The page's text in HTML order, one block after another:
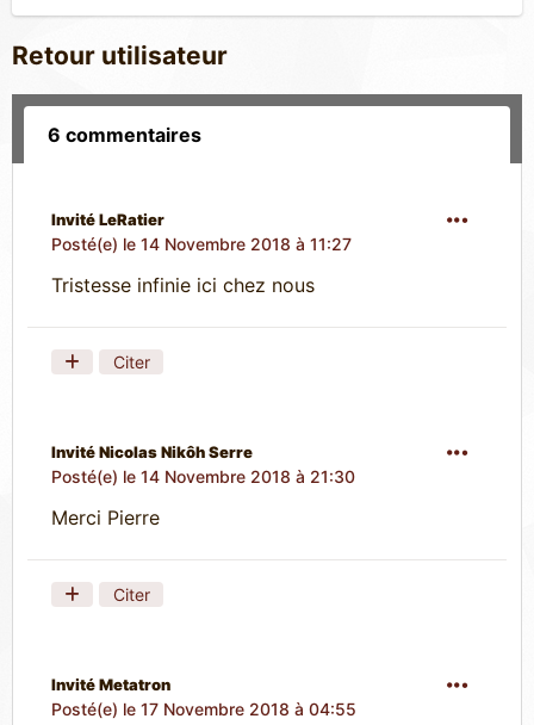
Retour utilisateur
6 commentaires
Invité LeRatier
Posté(e) le 14 Novembre 2018 à 11:27
Tristesse infinie ici chez nous
Citer
Invité Nicolas Nikôh Serre
Posté(e) le 14 Novembre 2018 à 21:30
Merci Pierre
Citer
Invité Metatron
Posté(e) le 17 Novembre 2018 à 04:55